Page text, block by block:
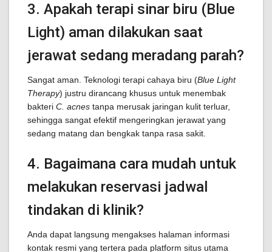
3. Apakah terapi sinar biru (Blue
Light) aman dilakukan saat
jerawat sedang meradang parah?
Sangat aman. Teknologi terapi cahaya biru (Blue Light
Therapy) justru dirancang khusus untuk menembak
bakteri C. acnes tanpa merusak jaringan kulit terluar,
sehingga sangat efektif mengeringkan jerawat yang
sedang matang dan bengkak tanpa rasa sakit.
4. Bagaimana cara mudah untuk
melakukan reservasi jadwal
tindakan di klinik?
Anda dapat langsung mengakses halaman informasi
kontak resmi yang tertera pada platform situs utama